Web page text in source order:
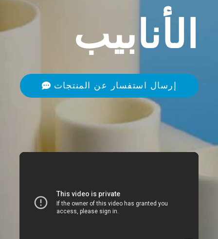
الأنابيب
إرسال استفسار عن المنتجات